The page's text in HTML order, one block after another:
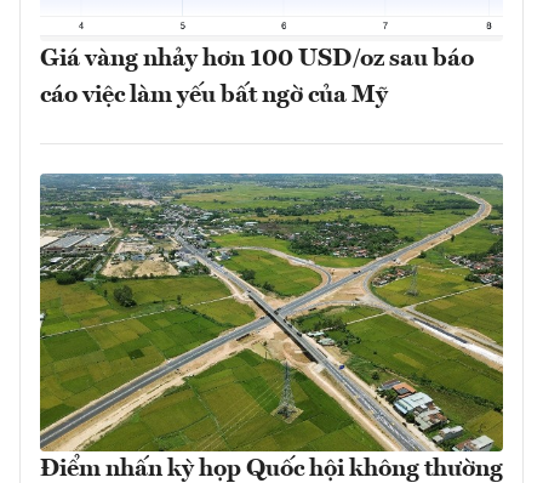
Giá vàng nhảy hơn 100 USD/oz sau báo
cáo việc làm yếu bất ngờ của Mỹ
Điểm nhấn kỳ họp Quốc hội không thường